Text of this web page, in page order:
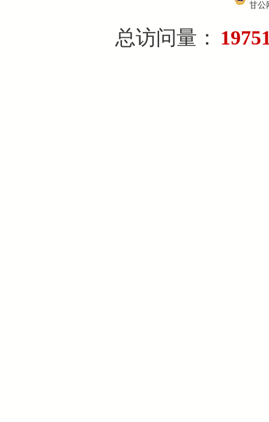
甘公
总访问量：